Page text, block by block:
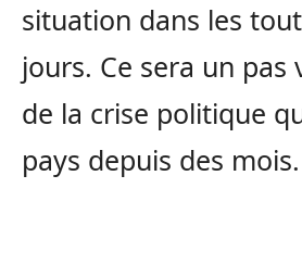
situation dans les
jours. Ce sera un pas
de la crise politique
pays depuis des mois.